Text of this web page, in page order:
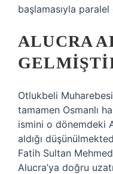
başlamasıyla
ALUCRA
Otlukbeli
tamamen Osmanlı
ismini o dönemdeki
aldığı
Fatih Sultan
Alucra’ya doğru